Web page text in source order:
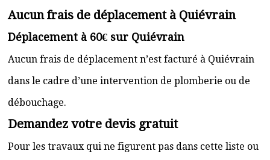
Aucun frais de déplacement à Quiévrain
Déplacement à 60€ sur Quiévrain
Aucun frais de déplacement n’est facturé à Quiévrain
dans le cadre d’une intervention de plomberie ou de
débouchage.
Demandez votre devis gratuit
Pour les travaux qui ne figurent pas dans cette liste ou